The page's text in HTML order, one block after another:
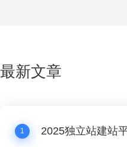
最新文章
1